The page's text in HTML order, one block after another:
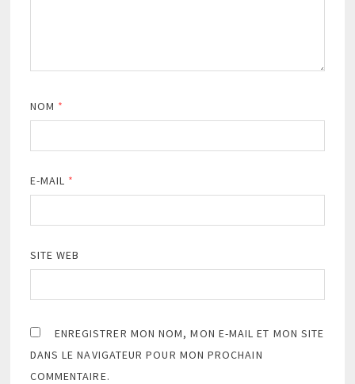
NOM *
E-MAIL *
SITE WEB
ENREGISTRER MON NOM, MON E-MAIL ET MON SITE
DANS LE NAVIGATEUR POUR MON PROCHAIN
COMMENTAIRE.